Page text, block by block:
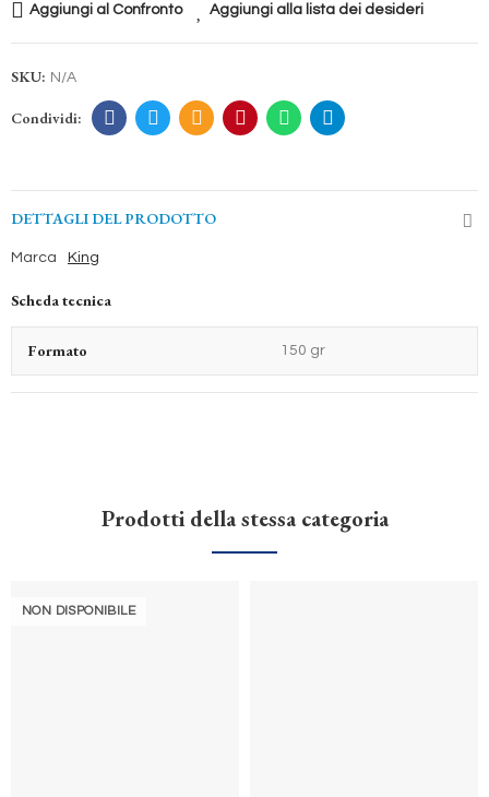
Aggiungi al Confronto Aggiungi alla lista dei desideri
SKU: N/A
DETTAGLI DEL PRODOTTO
Marca King
Scheda tecnica
Formato 150 gr
Prodotti della stessa categoria
NON DISPONIBILE